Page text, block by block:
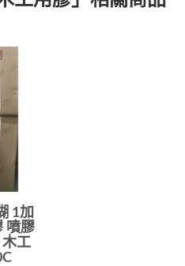
1加
噴膠
工